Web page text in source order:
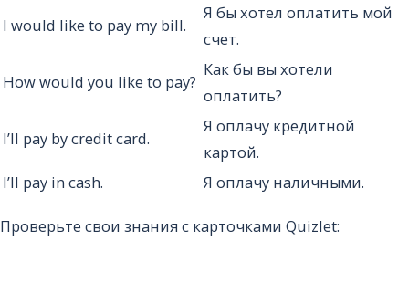
I would like to pay my bill.
Я бы хотел оплатить мой
счет.
How would you like to pay?
Как бы вы хотели
оплатить?
I’ll pay by credit card.
Я оплачу кредитной
картой.
I’ll pay in cash.
Я оплачу наличными.
Проверьте свои знания с карточками Quizlet: